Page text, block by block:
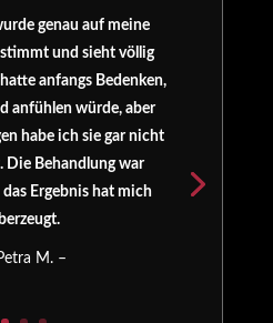
genau auf meine
und sieht völlig
anfangs Bedenken,
anfühlen würde, aber
habe ich sie gar nicht
Die Behandlung war
Ergebnis hat mich
M. –